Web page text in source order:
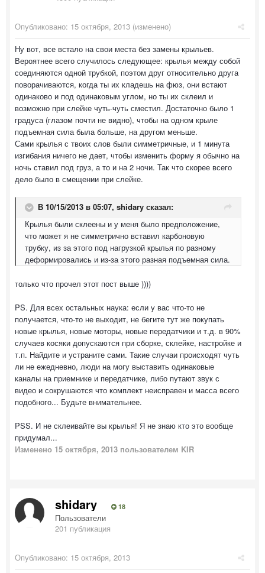
Опубликовано: 15 октября, 2013 (изменено)
Ну вот, все встало на свои места без замены крыльев.
Вероятнее всего случилось следующее: крылья между собой
соединяются одной трубкой, поэтом друг относительно друга
поворачиваются, когда ты их кладешь на фюз, они встают
одинаково и под одинаковым углом, но ты их склеил и
возможно при слейке чуть-чуть сместил. Достаточно было 1
градуса (глазом почти не видно), чтобы на одном крыле
подъемная сила была больше, на другом меньше.
Сами крылья с твоих слов были симметричные, и 1 минута
изгибания ничего не дает, чтобы изменить форму я обычно на
ночь ставил под груз, а то и на 2 ночи. Так что скорее всего
дело было в смещении при слейке.
В 10/15/2013 в 05:07, shidary сказал:
Крылья были склеены и у меня было предположение,
что может я не симметрично вставил карбоновую
трубку, из за этого под нагрузкой крылья по разному
деформировались и из-за этого разная подъемная сила.
только что прочел этот пост выше ))))
PS. Для всех остальных наука: если у вас что-то не
получается, что-то не выходит, не бегите тут же покупать
новые крылья, новые моторы, новые передатчики и т.д. в 90%
случаев косяки допускаются при сборке, склейке, настройке и
т.п. Найдите и устраните сами. Такие случаи происходят чуть
ли не ежедневно, люди на могу выставить одинаковые
каналы на приемнике и передатчике, либо путают звук с
видео и сокрушаются что комплект неисправен и масса всего
подобного... Будьте внимательнее.
PSS. И не склеивайте вы крылья! Я не знаю кто это вообще
придумал...
Изменено 15 октября, 2013 пользователем KIR
shidary 18
Пользователи
201 публикация
Опубликовано: 15 октября, 2013